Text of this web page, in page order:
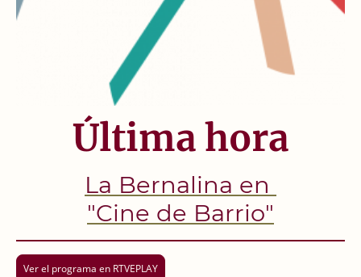
Última hora
La Bernalina en
"Cine de Barrio"
Ver el programa en RTVEPLAY